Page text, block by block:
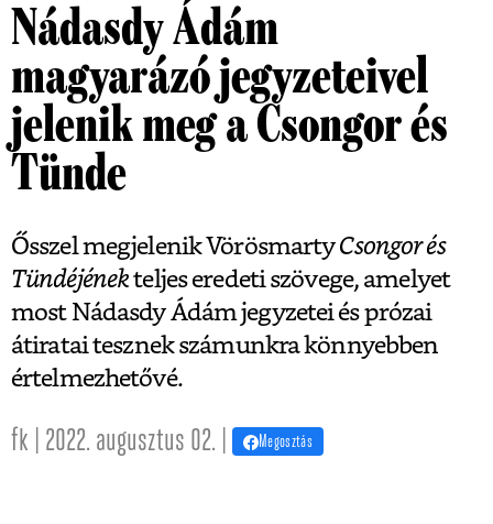
Nádasdy Ádám
magyarázó jegyzeteivel
jelenik meg a Csongor és
Tünde
Ősszel megjelenik VörösmartyCsongor és
Tündéjénekteljes eredeti szövege, amelyet
most Nádasdy Ádám jegyzetei és prózai
átiratai tesznek számunkra könnyebben
értelmezhetővé.
fk | 2022. augusztus 02. | Megosztás